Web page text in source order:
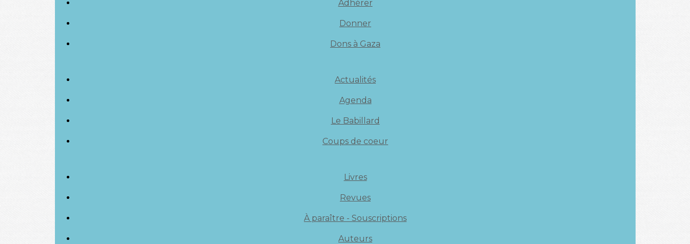
Adhérer
Donner
Dons à Gaza
Actualités
Agenda
Le Babillard
Coups de coeur
Livres
Revues
À paraître - Souscriptions
Auteurs